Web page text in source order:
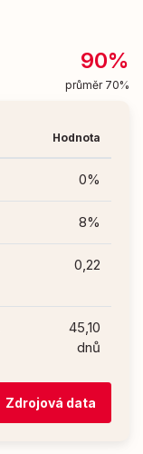
90%
průměr 70%
Hodnota
0%
8%
0,22
45,10
dnů
Zdrojová data